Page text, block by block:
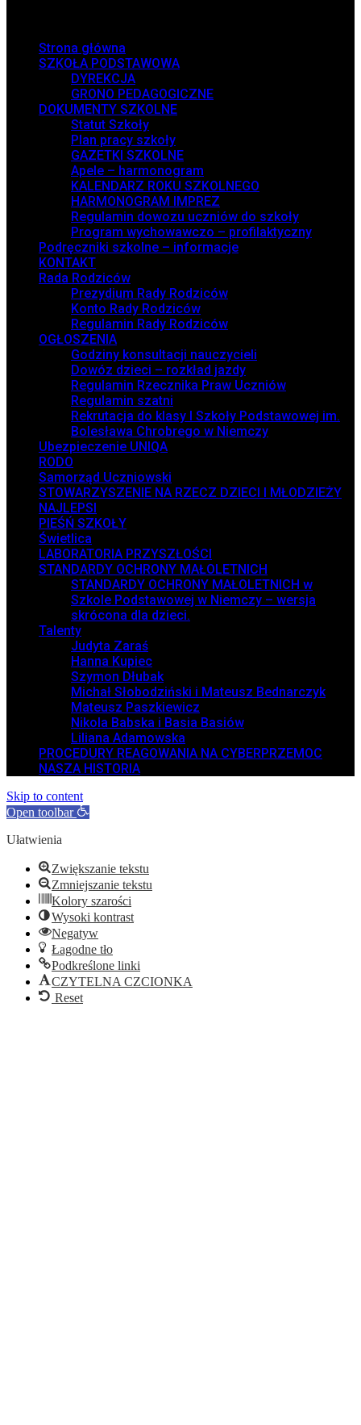
Strona główna
SZKOŁA PODSTAWOWA
DYREKCJA
GRONO PEDAGOGICZNE
DOKUMENTY SZKOLNE
Statut Szkoły
Plan pracy szkoły
GAZETKI SZKOLNE
Apele – harmonogram
KALENDARZ ROKU SZKOLNEGO
HARMONOGRAM IMPREZ
Regulamin dowozu uczniów do szkoły
Program wychowawczo – profilaktyczny
Podręczniki szkolne – informacje
KONTAKT
Rada Rodziców
Prezydium Rady Rodziców
Konto Rady Rodziców
Regulamin Rady Rodziców
OGŁOSZENIA
Godziny konsultacji nauczycieli
Dowóz dzieci – rozkład jazdy
Regulamin Rzecznika Praw Uczniów
Regulamin szatni
Rekrutacja do klasy I Szkoły Podstawowej im.
Bolesława Chrobrego w Niemczy
Ubezpieczenie UNIQA
RODO
Samorząd Uczniowski
STOWARZYSZENIE NA RZECZ DZIECI I MŁODZIEŻY
NAJLEPSI
PIEŚŃ SZKOŁY
Świetlica
LABORATORIA PRZYSZŁOŚCI
STANDARDY OCHRONY MAŁOLETNICH
STANDARDY OCHRONY MAŁOLETNICH w
Szkole Podstawowej w Niemczy – wersja
skrócona dla dzieci.
Talenty
Judyta Zaraś
Hanna Kupiec
Szymon Dłubak
Michał Słobodziński i Mateusz Bednarczyk
Mateusz Paszkiewicz
Nikola Babska i Basia Basiów
Liliana Adamowska
PROCEDURY REAGOWANIA NA CYBERPRZEMOC
NASZA HISTORIA
Skip to content
Open toolbar
Ułatwienia
Zwiększanie tekstu
Zmniejszanie tekstu
Kolory szarości
Wysoki kontrast
Negatyw
Łagodne tło
Podkreślone linki
CZYTELNA CZCIONKA
Reset